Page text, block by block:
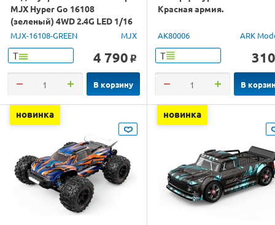
MJX Hyper Go 16108
(зеленый) 4WD 2.4G LED 1/16
RTR
MJX-16108-GREEN MJX
Т 4 790 o
В корзину
Красная армия.
AK80006 ARK
Т 310
В
новинка новинка